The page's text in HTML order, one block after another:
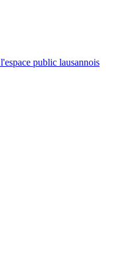
public lausannois